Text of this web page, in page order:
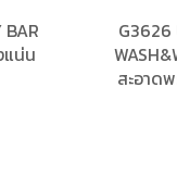
BAR
น่น
G3626
สะอาด